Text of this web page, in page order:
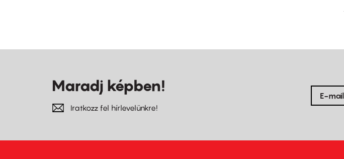
Maradj képben!
Iratkozz fel hírlevelünkre!